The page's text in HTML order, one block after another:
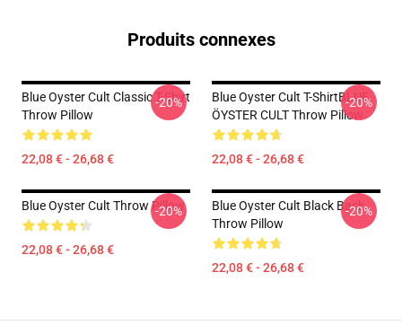
Produits connexes
Blue Oyster Cult Classic T-Shirt
Throw Pillow
22,08 € - 26,68 €
-20%
Blue Oyster Cult T-ShirtBLUE
ÖYSTER CULT Throw Pillow
22,08 € - 26,68 €
-20%
Blue Oyster Cult Throw Pillow
22,08 € - 26,68 €
-20%
Blue Oyster Cult Black Back
Throw Pillow
22,08 € - 26,68 €
-20%